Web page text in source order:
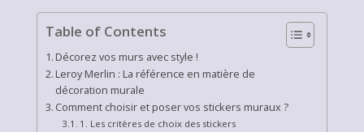
Table of Contents
Décorez vos murs avec style !
Leroy Merlin : La référence en matière de
décoration murale
Comment choisir et poser vos stickers muraux ?
1. Les critères de choix des stickers